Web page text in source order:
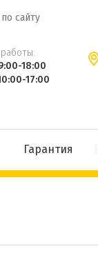
18:00
17:00
Гарантия